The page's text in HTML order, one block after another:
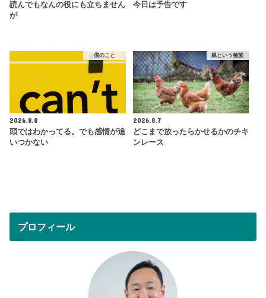
読んでもなんの役にも立ちません
が
今日は予告です
僕のこと
2026.8.8
頭ではわかってる。でも感情が追
いつかない
親という種族
2026.8.7
どこまで放ったらかせるかのチキ
ンレース
プロフィール